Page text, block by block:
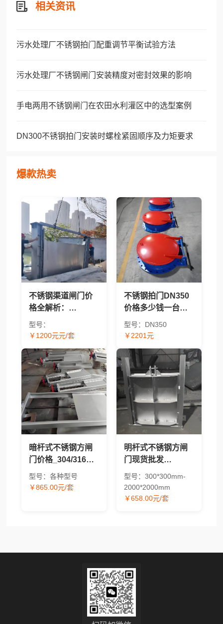
相关资讯
污水处理厂不锈钢拍门配重调节平衡试验方法
污水处理厂不锈钢闸门安装精度对密封效果的影响
手电两用不锈钢闸门在农田水利灌区中的选型案例
DN300不锈钢拍门安装时螺栓紧固顺序及力矩要求
爆款热卖
不锈钢渠道闸门价
格全解析：
BQZM/QZM/CBZ/304/
太阳能型号报价对
南
型号：
￥1200元元/套
不锈钢拍门DN350
价格多少钱一台？
2026年报价及价格
因素解析
型号：DN350
￥2201元
暗杆式不锈钢方闸
门价格_304/316方
形水工闸门现货供
应
型号：各种型号
￥865.00元/套
明杆式不锈钢方闸
门现货批发
_304/316材质方形
水工闸门价格
型号：300*300mm-
2000*2000mm
￥658.00元/套